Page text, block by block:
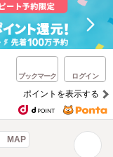
ブックマーク ログイン
ポイントを表示する
MAP